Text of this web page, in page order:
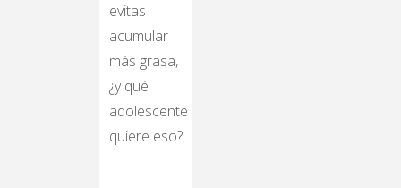
evitas
acumular
más grasa,
¿y qué
adolescente
quiere eso?